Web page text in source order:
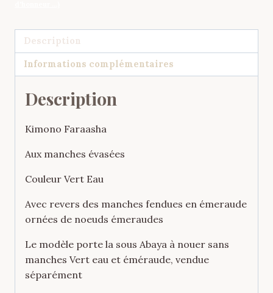
Vert
Eau
Emeraude
Description
Informations complémentaires
Description
Kimono Faraasha
Aux manches évasées
Couleur Vert Eau
Avec revers des manches fendues en émeraude
ornées de noeuds émeraudes
Le modèle porte la sous Abaya à nouer sans
manches Vert eau et éméraude, vendue
séparément